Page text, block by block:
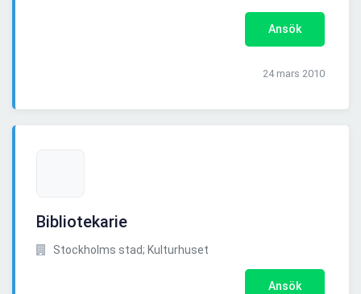
Ansök
24 mars 2010
Bibliotekarie
Stockholms stad; Kulturhuset
Ansök